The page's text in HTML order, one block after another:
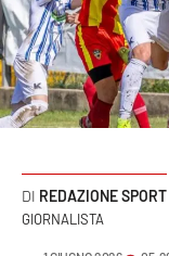
Sanità
Sport
Podcast
REDAZIONE SPORT
GIORNALISTA